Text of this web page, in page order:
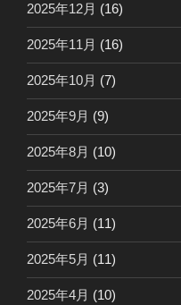
2025年12月 (16)
2025年11月 (16)
2025年10月 (7)
2025年9月 (9)
2025年8月 (10)
2025年7月 (3)
2025年6月 (11)
2025年5月 (11)
2025年4月 (10)